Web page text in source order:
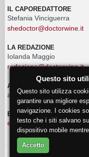
IL CAPOREDATTORE
Stefania Vinciguerra
shedoctor@doctorwine.it
LA REDAZIONE
Iolanda Maggio
redazione@doctorwine.it
ADVERTISING
advertising@doctorwine.it
EVENTI
eventi@doctorwine.it
Questo sito
Questo sito utilizza
garantire una migliore
navigazione. I cookies
testo che i siti salvano
dispositivo mobile
Accetto